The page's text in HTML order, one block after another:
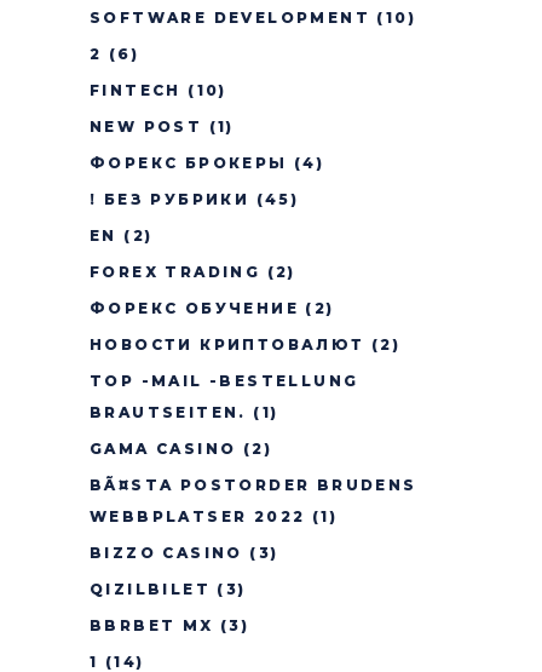
SOFTWARE DEVELOPMENT (10)
2 (6)
FINTECH
(10)
NEW POST
(1)
ФОРЕКС БРОКЕРЫ
(4)
! БЕЗ РУБРИКИ
(45)
EN
(2)
FOREX TRADING (2)
ФОРЕКС ОБУЧЕНИЕ (2)
НОВОСТИ КРИПТОВАЛЮТ
(2)
TOP -MAIL -BESTELLUNG
BRAUTSEITEN. (1)
GAMA CASINO (2)
BÃ¤STA POSTORDER BRUDENS
WEBBPLATSER 2022 (1)
BIZZO CASINO (3)
QIZILBILET (3)
BBRBET MX (3)
1 (14)